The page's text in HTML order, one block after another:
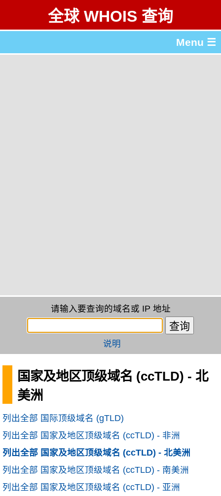
全球 WHOIS 查询
Menu ☰
请输入要查询的域名或 IP 地址
说明
国家及地区顶级域名 (ccTLD) - 北
美洲
列出全部 国际顶级域名 (gTLD)
列出全部 国家及地区顶级域名 (ccTLD) - 非洲
列出全部 国家及地区顶级域名 (ccTLD) - 北美洲
列出全部 国家及地区顶级域名 (ccTLD) - 南美洲
列出全部 国家及地区顶级域名 (ccTLD) - 亚洲